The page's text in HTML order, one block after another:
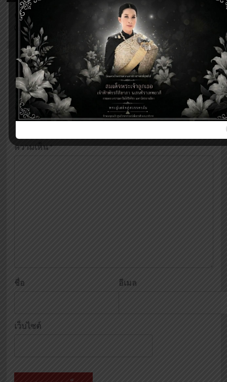
ค่ายพัฒนาผู้เรียน
Voratuch Manee 7 เดือน ago
ใส่ความเห็น
อีเมลของคุณจะไม่แสดงให้คนอื่นเห็นช่องข้อมูลจำเป็นถูก
ทำเครื่องหมาย*
ความเห็น*
ชื่อ อีเมล
เว็บไซต์